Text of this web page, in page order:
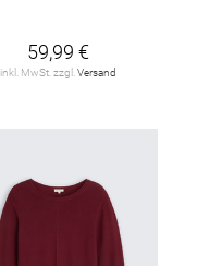
59,99 €
inkl. MwSt. zzgl.Versand